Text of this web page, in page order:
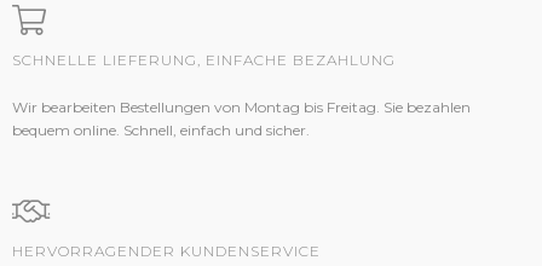
SCHNELLE LIEFERUNG, EINFACHE BEZAHLUNG
Wir bearbeiten Bestellungen von Montag bis Freitag. Sie bezahlen
bequem online. Schnell, einfach und sicher.
HERVORRAGENDER KUNDENSERVICE